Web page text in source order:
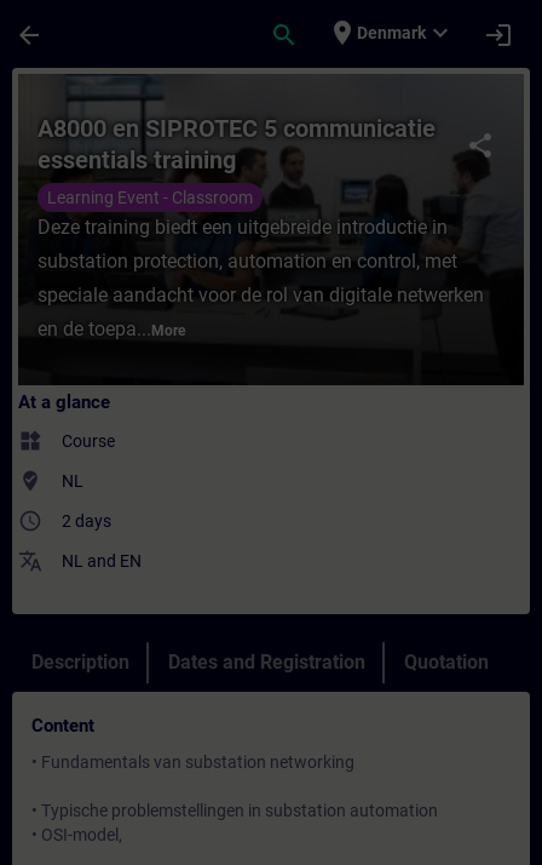
arrow_back search place Denmark expand_more login
Course - A8000 en SIPROTEC 5
share
A8000 en SIPROTEC 5 communicatie
essentials training
Learning Event - Classroom
Deze training biedt een uitgebreide introductie in
substation protection, automation en control, met
speciale aandacht voor de rol van digitale netwerken
en de toepa... More
At a glance
widgets Course
where_to_vote NL
access_time 2 days
translate NL and EN
Description Dates and Registration Quotation
Content
• Fundamentals van substation networking
• Typische problemstellingen in substation automation
• OSI-model,